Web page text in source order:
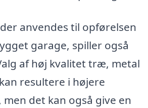
anvendes til opførelsen
garage, spiller også
af høj kvalitet træ, metal
resultere i højere
det kan også give en